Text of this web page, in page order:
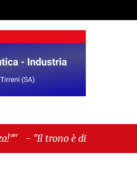
erba: come Bryant